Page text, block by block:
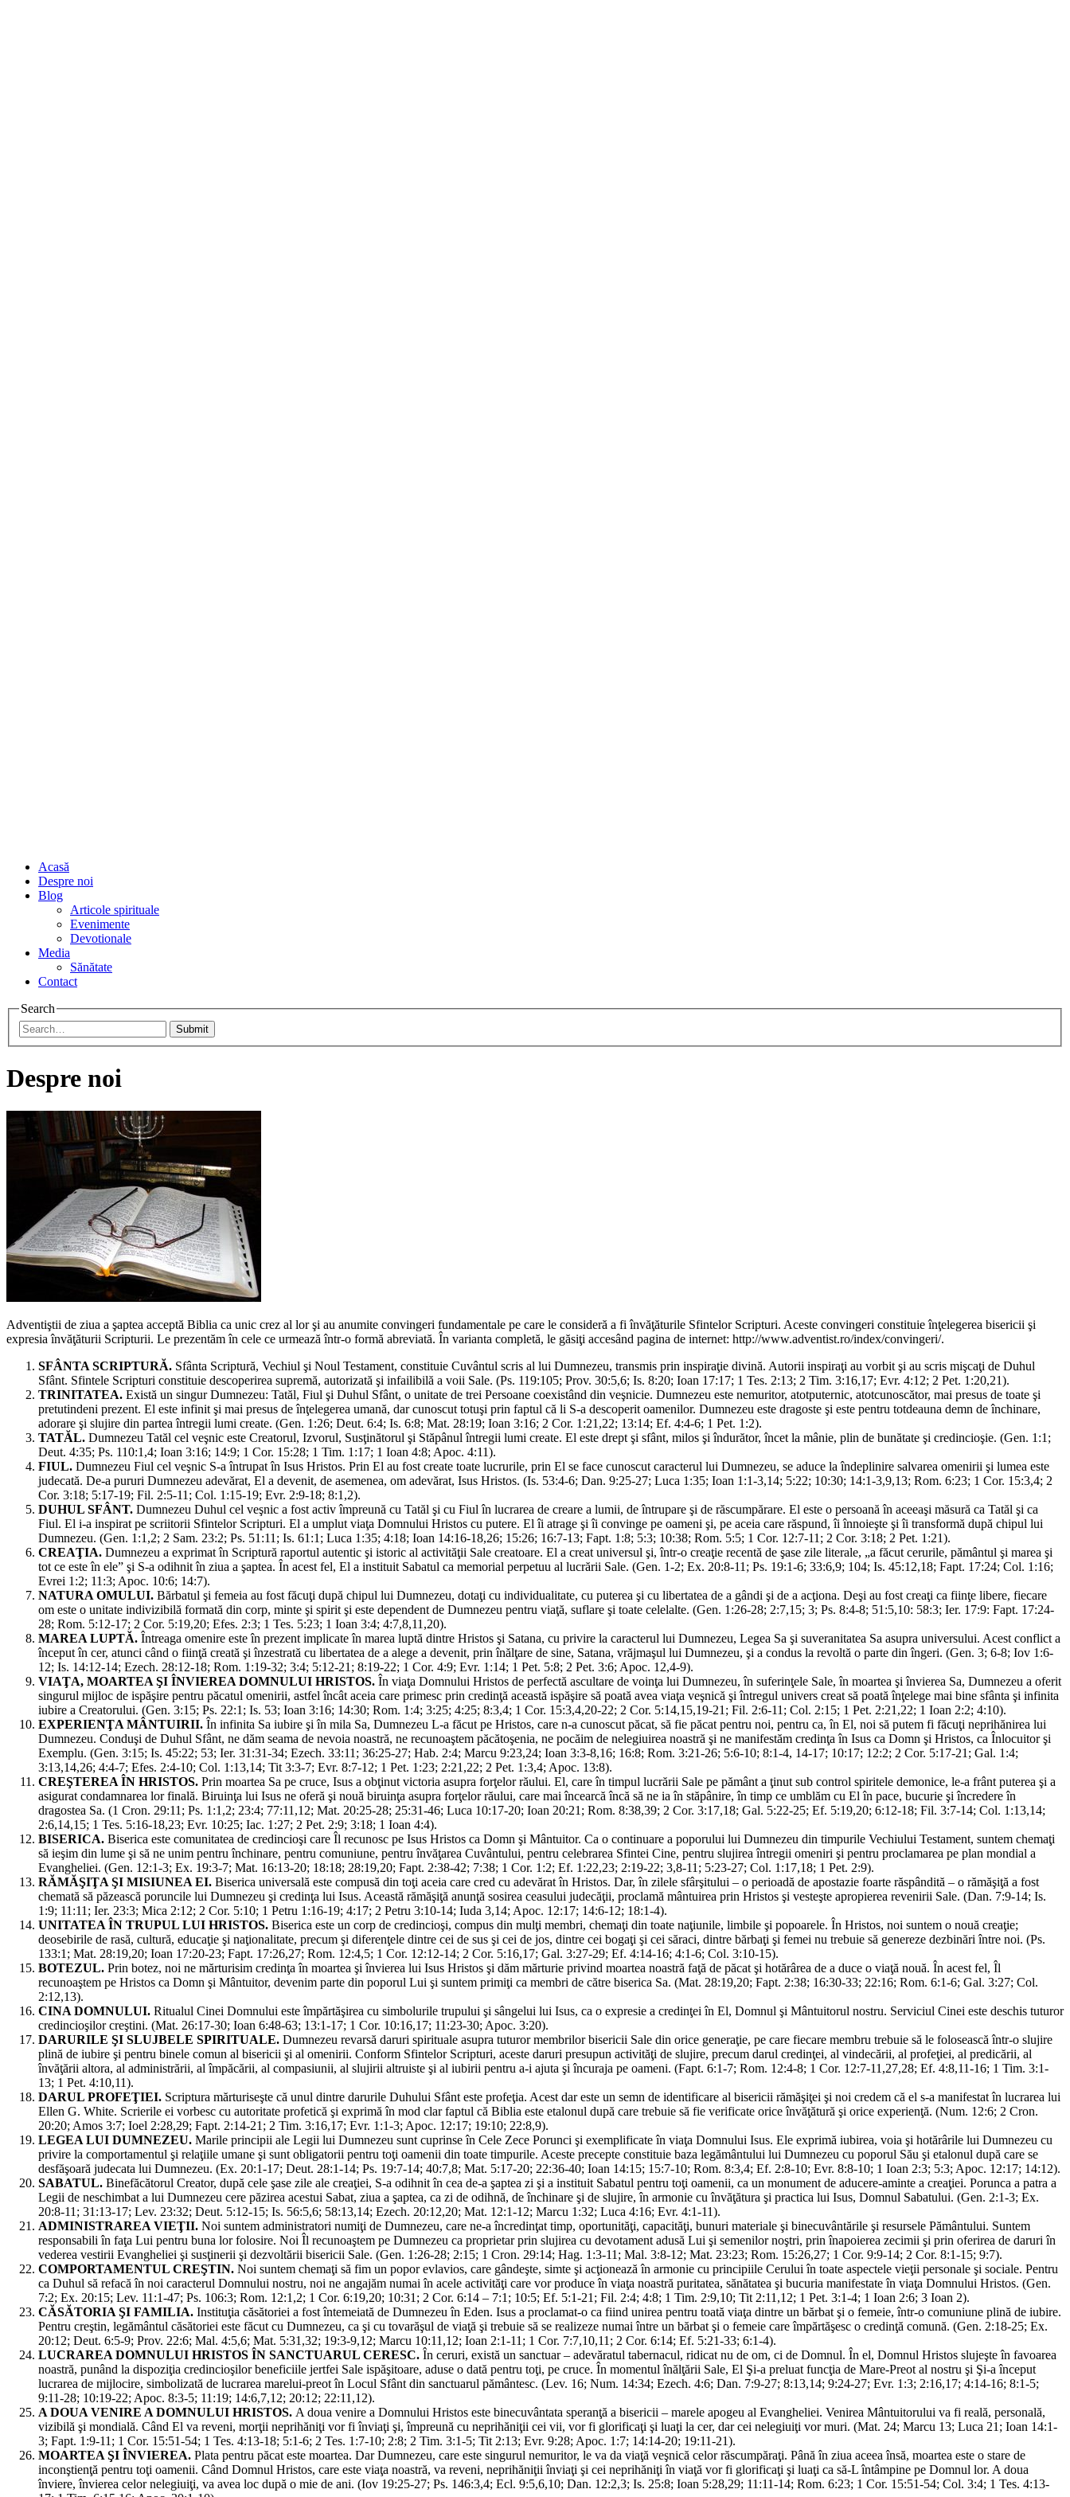
Acasă
Despre noi
Blog
Articole spirituale
Evenimente
Devotionale
Media
Sănătate
Contact
Search
Submit
Despre noi
Adventiştii de ziua a şaptea acceptă Biblia ca unic crez al lor şi au anumite convingeri fundamentale pe care le consideră a fi învăţăturile Sfintelor Scripturi. Aceste convingeri constituie înţelegerea bisericii şi
expresia învăţăturii Scripturii. Le prezentăm în cele ce urmează într-o formă abreviată. În varianta completă, le găsiţi accesând pagina de internet: http://www.adventist.ro/index/convingeri/.
SFÂNTA SCRIPTURĂ. Sfânta Scriptură, Vechiul şi Noul Testament, constituie Cuvântul scris al lui Dumnezeu, transmis prin inspiraţie divină. Autorii inspiraţi au vorbit şi au scris mişcaţi de Duhul
Sfânt. Sfintele Scripturi constituie descoperirea supremă, autorizată şi infailibilă a voii Sale. (Ps. 119:105; Prov. 30:5,6; Is. 8:20; Ioan 17:17; 1 Tes. 2:13; 2 Tim. 3:16,17; Evr. 4:12; 2 Pet. 1:20,21).
TRINITATEA. Există un singur Dumnezeu: Tatăl, Fiul şi Duhul Sfânt, o unitate de trei Persoane coexistând din veşnicie. Dumnezeu este nemuritor, atotputernic, atotcunoscător, mai presus de toate şi
pretutindeni prezent. El este infinit şi mai presus de înţelegerea umană, dar cunoscut totuşi prin faptul că li S-a descoperit oamenilor. Dumnezeu este dragoste şi este pentru totdeauna demn de închinare,
adorare şi slujire din partea întregii lumi create. (Gen. 1:26; Deut. 6:4; Is. 6:8; Mat. 28:19; Ioan 3:16; 2 Cor. 1:21,22; 13:14; Ef. 4:4-6; 1 Pet. 1:2).
TATĂL. Dumnezeu Tatăl cel veşnic este Creatorul, Izvorul, Susţinătorul şi Stăpânul întregii lumi create. El este drept şi sfânt, milos şi îndurător, încet la mânie, plin de bunătate şi credincioşie. (Gen. 1:1;
Deut. 4:35; Ps. 110:1,4; Ioan 3:16; 14:9; 1 Cor. 15:28; 1 Tim. 1:17; 1 Ioan 4:8; Apoc. 4:11).
FIUL. Dumnezeu Fiul cel veşnic S-a întrupat în Isus Hristos. Prin El au fost create toate lucrurile, prin El se face cunoscut caracterul lui Dumnezeu, se aduce la îndeplinire salvarea omenirii şi lumea este
judecată. De-a pururi Dumnezeu adevărat, El a devenit, de asemenea, om adevărat, Isus Hristos. (Is. 53:4-6; Dan. 9:25-27; Luca 1:35; Ioan 1:1-3,14; 5:22; 10:30; 14:1-3,9,13; Rom. 6:23; 1 Cor. 15:3,4; 2
Cor. 3:18; 5:17-19; Fil. 2:5-11; Col. 1:15-19; Evr. 2:9-18; 8:1,2).
DUHUL SFÂNT. Dumnezeu Duhul cel veşnic a fost activ împreună cu Tatăl şi cu Fiul în lucrarea de creare a lumii, de întrupare şi de răscumpărare. El este o persoană în aceeaşi măsură ca Tatăl şi ca
Fiul. El i-a inspirat pe scriitorii Sfintelor Scripturi. El a umplut viaţa Domnului Hristos cu putere. El îi atrage şi îi convinge pe oameni şi, pe aceia care răspund, îi înnoieşte şi îi transformă după chipul lui
Dumnezeu. (Gen. 1:1,2; 2 Sam. 23:2; Ps. 51:11; Is. 61:1; Luca 1:35; 4:18; Ioan 14:16-18,26; 15:26; 16:7-13; Fapt. 1:8; 5:3; 10:38; Rom. 5:5; 1 Cor. 12:7-11; 2 Cor. 3:18; 2 Pet. 1:21).
CREAŢIA. Dumnezeu a exprimat în Scriptură raportul autentic şi istoric al activităţii Sale creatoare. El a creat universul şi, într-o creaţie recentă de şase zile literale, „a făcut cerurile, pământul şi marea şi
tot ce este în ele” şi S-a odihnit în ziua a şaptea. În acest fel, El a instituit Sabatul ca memorial perpetuu al lucrării Sale. (Gen. 1-2; Ex. 20:8-11; Ps. 19:1-6; 33:6,9; 104; Is. 45:12,18; Fapt. 17:24; Col. 1:16;
Evrei 1:2; 11:3; Apoc. 10:6; 14:7).
NATURA OMULUI. Bărbatul şi femeia au fost făcuţi după chipul lui Dumnezeu, dotaţi cu individualitate, cu puterea şi cu libertatea de a gândi şi de a acţiona. Deşi au fost creaţi ca fiinţe libere, fiecare
om este o unitate indivizibilă formată din corp, minte şi spirit şi este dependent de Dumnezeu pentru viaţă, suflare şi toate celelalte. (Gen. 1:26-28; 2:7,15; 3; Ps. 8:4-8; 51:5,10: 58:3; Ier. 17:9: Fapt. 17:24-
28; Rom. 5:12-17; 2 Cor. 5:19,20; Efes. 2:3; 1 Tes. 5:23; 1 Ioan 3:4; 4:7,8,11,20).
MAREA LUPTĂ. Întreaga omenire este în prezent implicate în marea luptă dintre Hristos şi Satana, cu privire la caracterul lui Dumnezeu, Legea Sa şi suveranitatea Sa asupra universului. Acest conflict a
început în cer, atunci când o fiinţă creată şi înzestrată cu libertatea de a alege a devenit, prin înălţare de sine, Satana, vrăjmaşul lui Dumnezeu, şi a condus la revoltă o parte din îngeri. (Gen. 3; 6-8; Iov 1:6-
12; Is. 14:12-14; Ezech. 28:12-18; Rom. 1:19-32; 3:4; 5:12-21; 8:19-22; 1 Cor. 4:9; Evr. 1:14; 1 Pet. 5:8; 2 Pet. 3:6; Apoc. 12,4-9).
VIAŢA, MOARTEA ŞI ÎNVIEREA DOMNULUI HRISTOS. În viaţa Domnului Hristos de perfectă ascultare de voinţa lui Dumnezeu, în suferinţele Sale, în moartea şi învierea Sa, Dumnezeu a oferit
singurul mijloc de ispăşire pentru păcatul omenirii, astfel încât aceia care primesc prin credinţă această ispăşire să poată avea viaţa veşnică şi întregul univers creat să poată înţelege mai bine sfânta şi infinita
iubire a Creatorului. (Gen. 3:15; Ps. 22:1; Is. 53; Ioan 3:16; 14:30; Rom. 1:4; 3:25; 4:25; 8:3,4; 1 Cor. 15:3,4,20-22; 2 Cor. 5:14,15,19-21; Fil. 2:6-11; Col. 2:15; 1 Pet. 2:21,22; 1 Ioan 2:2; 4:10).
EXPERIENŢA MÂNTUIRII. În infinita Sa iubire şi în mila Sa, Dumnezeu L-a făcut pe Hristos, care n-a cunoscut păcat, să fie păcat pentru noi, pentru ca, în El, noi să putem fi făcuţi neprihănirea lui
Dumnezeu. Conduşi de Duhul Sfânt, ne dăm seama de nevoia noastră, ne recunoaştem păcătoşenia, ne pocăim de nelegiuirea noastră şi ne manifestăm credinţa în Isus ca Domn şi Hristos, ca Înlocuitor şi
Exemplu. (Gen. 3:15; Is. 45:22; 53; Ier. 31:31-34; Ezech. 33:11; 36:25-27; Hab. 2:4; Marcu 9:23,24; Ioan 3:3-8,16; 16:8; Rom. 3:21-26; 5:6-10; 8:1-4, 14-17; 10:17; 12:2; 2 Cor. 5:17-21; Gal. 1:4;
3:13,14,26; 4:4-7; Efes. 2:4-10; Col. 1:13,14; Tit 3:3-7; Evr. 8:7-12; 1 Pet. 1:23; 2:21,22; 2 Pet. 1:3,4; Apoc. 13:8).
CREŞTEREA ÎN HRISTOS. Prin moartea Sa pe cruce, Isus a obţinut victoria asupra forţelor răului. El, care în timpul lucrării Sale pe pământ a ţinut sub control spiritele demonice, le-a frânt puterea şi a
asigurat condamnarea lor finală. Biruinţa lui Isus ne oferă şi nouă biruinţa asupra forţelor răului, care mai încearcă încă să ne ia în stăpânire, în timp ce umblăm cu El în pace, bucurie şi încredere în
dragostea Sa. (1 Cron. 29:11; Ps. 1:1,2; 23:4; 77:11,12; Mat. 20:25-28; 25:31-46; Luca 10:17-20; Ioan 20:21; Rom. 8:38,39; 2 Cor. 3:17,18; Gal. 5:22-25; Ef. 5:19,20; 6:12-18; Fil. 3:7-14; Col. 1:13,14;
2:6,14,15; 1 Tes. 5:16-18,23; Evr. 10:25; Iac. 1:27; 2 Pet. 2:9; 3:18; 1 Ioan 4:4).
BISERICA. Biserica este comunitatea de credincioşi care Îl recunosc pe Isus Hristos ca Domn şi Mântuitor. Ca o continuare a poporului lui Dumnezeu din timpurile Vechiului Testament, suntem chemaţi
să ieşim din lume şi să ne unim pentru închinare, pentru comuniune, pentru învăţarea Cuvântului, pentru celebrarea Sfintei Cine, pentru slujirea întregii omeniri şi pentru proclamarea pe plan mondial a
Evangheliei. (Gen. 12:1-3; Ex. 19:3-7; Mat. 16:13-20; 18:18; 28:19,20; Fapt. 2:38-42; 7:38; 1 Cor. 1:2; Ef. 1:22,23; 2:19-22; 3,8-11; 5:23-27; Col. 1:17,18; 1 Pet. 2:9).
RĂMĂŞIŢA ŞI MISIUNEA EI. Biserica universală este compusă din toţi aceia care cred cu adevărat în Hristos. Dar, în zilele sfârşitului – o perioadă de apostazie foarte răspândită – o rămăşiţă a fost
chemată să păzească poruncile lui Dumnezeu şi credinţa lui Isus. Această rămăşiţă anunţă sosirea ceasului judecăţii, proclamă mântuirea prin Hristos şi vesteşte apropierea revenirii Sale. (Dan. 7:9-14; Is.
1:9; 11:11; Ier. 23:3; Mica 2:12; 2 Cor. 5:10; 1 Petru 1:16-19; 4:17; 2 Petru 3:10-14; Iuda 3,14; Apoc. 12:17; 14:6-12; 18:1-4).
UNITATEA ÎN TRUPUL LUI HRISTOS. Biserica este un corp de credincioşi, compus din mulţi membri, chemaţi din toate naţiunile, limbile şi popoarele. În Hristos, noi suntem o nouă creaţie;
deosebirile de rasă, cultură, educaţie şi naţionalitate, precum şi diferenţele dintre cei de sus şi cei de jos, dintre cei bogaţi şi cei săraci, dintre bărbaţi şi femei nu trebuie să genereze dezbinări între noi. (Ps.
133:1; Mat. 28:19,20; Ioan 17:20-23; Fapt. 17:26,27; Rom. 12:4,5; 1 Cor. 12:12-14; 2 Cor. 5:16,17; Gal. 3:27-29; Ef. 4:14-16; 4:1-6; Col. 3:10-15).
BOTEZUL. Prin botez, noi ne mărturisim credinţa în moartea şi învierea lui Isus Hristos şi dăm mărturie privind moartea noastră faţă de păcat şi hotărârea de a duce o viaţă nouă. În acest fel, Îl
recunoaştem pe Hristos ca Domn şi Mântuitor, devenim parte din poporul Lui şi suntem primiţi ca membri de către biserica Sa. (Mat. 28:19,20; Fapt. 2:38; 16:30-33; 22:16; Rom. 6:1-6; Gal. 3:27; Col.
2:12,13).
CINA DOMNULUI. Ritualul Cinei Domnului este împărtăşirea cu simbolurile trupului şi sângelui lui Isus, ca o expresie a credinţei în El, Domnul şi Mântuitorul nostru. Serviciul Cinei este deschis tuturor
credincioşilor creştini. (Mat. 26:17-30; Ioan 6:48-63; 13:1-17; 1 Cor. 10:16,17; 11:23-30; Apoc. 3:20).
DARURILE ŞI SLUJBELE SPIRITUALE. Dumnezeu revarsă daruri spirituale asupra tuturor membrilor bisericii Sale din orice generaţie, pe care fiecare membru trebuie să le folosească într-o slujire
plină de iubire şi pentru binele comun al bisericii şi al omenirii. Conform Sfintelor Scripturi, aceste daruri presupun activităţi de slujire, precum darul credinţei, al vindecării, al profeţiei, al predicării, al
învăţării altora, al administrării, al împăcării, al compasiunii, al slujirii altruiste şi al iubirii pentru a-i ajuta şi încuraja pe oameni. (Fapt. 6:1-7; Rom. 12:4-8; 1 Cor. 12:7-11,27,28; Ef. 4:8,11-16; 1 Tim. 3:1-
13; 1 Pet. 4:10,11).
DARUL PROFEŢIEI. Scriptura mărturiseşte că unul dintre darurile Duhului Sfânt este profeţia. Acest dar este un semn de identificare al bisericii rămăşiţei şi noi credem că el s-a manifestat în lucrarea lui
Ellen G. White. Scrierile ei vorbesc cu autoritate profetică şi exprimă în mod clar faptul că Biblia este etalonul după care trebuie să fie verificate orice învăţătură şi orice experienţă. (Num. 12:6; 2 Cron.
20:20; Amos 3:7; Ioel 2:28,29; Fapt. 2:14-21; 2 Tim. 3:16,17; Evr. 1:1-3; Apoc. 12:17; 19:10; 22:8,9).
LEGEA LUI DUMNEZEU. Marile principii ale Legii lui Dumnezeu sunt cuprinse în Cele Zece Porunci şi exemplificate în viaţa Domnului Isus. Ele exprimă iubirea, voia şi hotărârile lui Dumnezeu cu
privire la comportamentul şi relaţiile umane şi sunt obligatorii pentru toţi oamenii din toate timpurile. Aceste precepte constituie baza legământului lui Dumnezeu cu poporul Său şi etalonul după care se
desfăşoară judecata lui Dumnezeu. (Ex. 20:1-17; Deut. 28:1-14; Ps. 19:7-14; 40:7,8; Mat. 5:17-20; 22:36-40; Ioan 14:15; 15:7-10; Rom. 8:3,4; Ef. 2:8-10; Evr. 8:8-10; 1 Ioan 2:3; 5:3; Apoc. 12:17; 14:12).
SABATUL. Binefăcătorul Creator, după cele şase zile ale creaţiei, S-a odihnit în cea de-a şaptea zi şi a instituit Sabatul pentru toţi oamenii, ca un monument de aducere-aminte a creaţiei. Porunca a patra a
Legii de neschimbat a lui Dumnezeu cere păzirea acestui Sabat, ziua a şaptea, ca zi de odihnă, de închinare şi de slujire, în armonie cu învăţătura şi practica lui Isus, Domnul Sabatului. (Gen. 2:1-3; Ex.
20:8-11; 31:13-17; Lev. 23:32; Deut. 5:12-15; Is. 56:5,6; 58:13,14; Ezech. 20:12,20; Mat. 12:1-12; Marcu 1:32; Luca 4:16; Evr. 4:1-11).
ADMINISTRAREA VIEŢII. Noi suntem administratori numiţi de Dumnezeu, care ne-a încredinţat timp, oportunităţi, capacităţi, bunuri materiale şi binecuvântările şi resursele Pământului. Suntem
responsabili în faţa Lui pentru buna lor folosire. Noi Îl recunoaştem pe Dumnezeu ca proprietar prin slujirea cu devotament adusă Lui şi semenilor noştri, prin înapoierea zecimii şi prin oferirea de daruri în
vederea vestirii Evangheliei şi susţinerii şi dezvoltării bisericii Sale. (Gen. 1:26-28; 2:15; 1 Cron. 29:14; Hag. 1:3-11; Mal. 3:8-12; Mat. 23:23; Rom. 15:26,27; 1 Cor. 9:9-14; 2 Cor. 8:1-15; 9:7).
COMPORTAMENTUL CREŞTIN. Noi suntem chemaţi să fim un popor evlavios, care gândeşte, simte şi acţionează în armonie cu principiile Cerului în toate aspectele vieţii personale şi sociale. Pentru
ca Duhul să refacă în noi caracterul Domnului nostru, noi ne angajăm numai în acele activităţi care vor produce în viaţa noastră puritatea, sănătatea şi bucuria manifestate în viaţa Domnului Hristos. (Gen.
7:2; Ex. 20:15; Lev. 11:1-47; Ps. 106:3; Rom. 12:1,2; 1 Cor. 6:19,20; 10:31; 2 Cor. 6:14 – 7:1; 10:5; Ef. 5:1-21; Fil. 2:4; 4:8; 1 Tim. 2:9,10; Tit 2:11,12; 1 Pet. 3:1-4; 1 Ioan 2:6; 3 Ioan 2).
CĂSĂTORIA ŞI FAMILIA. Instituţia căsătoriei a fost întemeiată de Dumnezeu în Eden. Isus a proclamat-o ca fiind unirea pentru toată viaţa dintre un bărbat şi o femeie, într-o comuniune plină de iubire.
Pentru creştin, legământul căsătoriei este făcut cu Dumnezeu, ca şi cu tovarăşul de viaţă şi trebuie să se realizeze numai între un bărbat şi o femeie care împărtăşesc o credinţă comună. (Gen. 2:18-25; Ex.
20:12; Deut. 6:5-9; Prov. 22:6; Mal. 4:5,6; Mat. 5:31,32; 19:3-9,12; Marcu 10:11,12; Ioan 2:1-11; 1 Cor. 7:7,10,11; 2 Cor. 6:14; Ef. 5:21-33; 6:1-4).
LUCRAREA DOMNULUI HRISTOS ÎN SANCTUARUL CERESC. În ceruri, există un sanctuar – adevăratul tabernacul, ridicat nu de om, ci de Domnul. În el, Domnul Hristos slujeşte în favoarea
noastră, punând la dispoziţia credincioşilor beneficiile jertfei Sale ispăşitoare, aduse o dată pentru toţi, pe cruce. În momentul înălţării Sale, El Şi-a preluat funcţia de Mare-Preot al nostru şi Şi-a început
lucrarea de mijlocire, simbolizată de lucrarea marelui-preot în Locul Sfânt din sanctuarul pământesc. (Lev. 16; Num. 14:34; Ezech. 4:6; Dan. 7:9-27; 8:13,14; 9:24-27; Evr. 1:3; 2:16,17; 4:14-16; 8:1-5;
9:11-28; 10:19-22; Apoc. 8:3-5; 11:19; 14:6,7,12; 20:12; 22:11,12).
A DOUA VENIRE A DOMNULUI HRISTOS. A doua venire a Domnului Hristos este binecuvântata speranţă a bisericii – marele apogeu al Evangheliei. Venirea Mântuitorului va fi reală, personală,
vizibilă şi mondială. Când El va reveni, morţii neprihăniţi vor fi înviaţi şi, împreună cu neprihăniţii cei vii, vor fi glorificaţi şi luaţi la cer, dar cei nelegiuiţi vor muri. (Mat. 24; Marcu 13; Luca 21; Ioan 14:1-
3; Fapt. 1:9-11; 1 Cor. 15:51-54; 1 Tes. 4:13-18; 5:1-6; 2 Tes. 1:7-10; 2:8; 2 Tim. 3:1-5; Tit 2:13; Evr. 9:28; Apoc. 1:7; 14:14-20; 19:11-21).
MOARTEA ŞI ÎNVIEREA. Plata pentru păcat este moartea. Dar Dumnezeu, care este singurul nemuritor, le va da viaţă veşnică celor răscumpăraţi. Până în ziua aceea însă, moartea este o stare de
inconştienţă pentru toţi oamenii. Când Domnul Hristos, care este viaţa noastră, va reveni, neprihăniţii înviaţi şi cei neprihăniţi în viaţă vor fi glorificaţi şi luaţi ca să-L întâmpine pe Domnul lor. A doua
înviere, învierea celor nelegiuiţi, va avea loc după o mie de ani. (Iov 19:25-27; Ps. 146:3,4; Ecl. 9:5,6,10; Dan. 12:2,3; Is. 25:8; Ioan 5:28,29; 11:11-14; Rom. 6:23; 1 Cor. 15:51-54; Col. 3:4; 1 Tes. 4:13-